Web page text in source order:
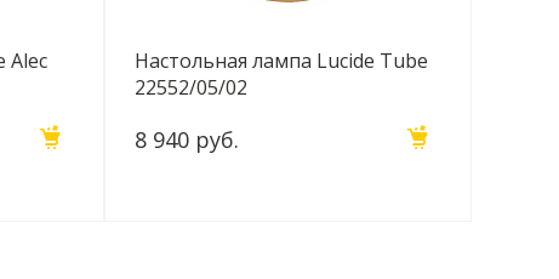
Alec
Настольная лампа Lucide Tube
22552/05/02
8 940 руб.